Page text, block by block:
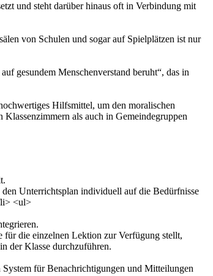
und steht darüber hinaus oft in Verbindung mit
von Schulen und sogar auf Spielplätzen ist nur
gesundem Menschenverstand beruht“, das in
Hilfsmittel, um den moralischen
als auch in Gemeindegruppen